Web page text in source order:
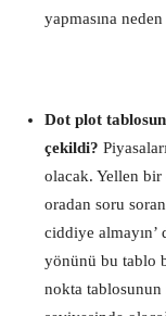
yapmasına
Dot plot
çekildi?
olacak. Yellen
oradan soru
ciddiye almayın’
yönünü bu tablo
nokta